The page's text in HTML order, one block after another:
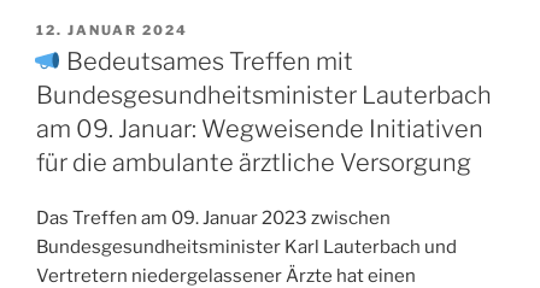
12. JANUAR 2024
Bedeutsames Treffen mit
Bundesgesundheitsminister Lauterbach
am 09. Januar: Wegweisende Initiativen
für die ambulante ärztliche Versorgung
Das Treffen am 09. Januar 2023 zwischen
Bundesgesundheitsminister Karl Lauterbach und
Vertretern niedergelassener Ärzte hat einen